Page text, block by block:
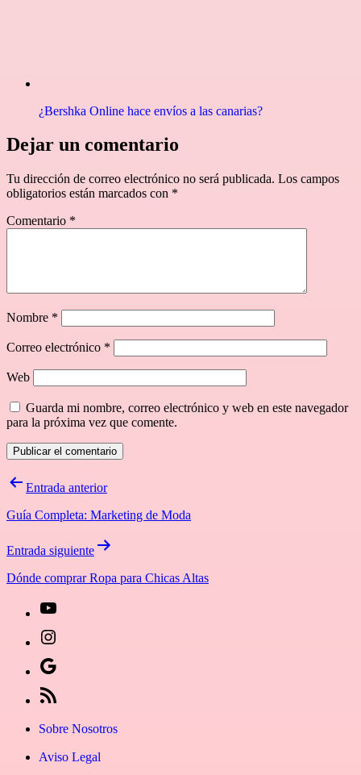
¿Bershka Online hace envíos a las canarias?
Dejar un comentario
Tu dirección de correo electrónico no será publicada. Los campos
obligatorios están marcados con *
Comentario *
Nombre *
Correo electrónico *
Web
Guarda mi nombre, correo electrónico y web en este navegador
para la próxima vez que comente.
Navegación
de
entradas
Entrada anterior
Guía Completa: Marketing de Moda
Entrada siguiente
Dónde comprar Ropa para Chicas Altas
instagram»]
fa-
youtube»]
Google
News
icon
icon=»fa
Sobre Nosotros
Aviso Legal